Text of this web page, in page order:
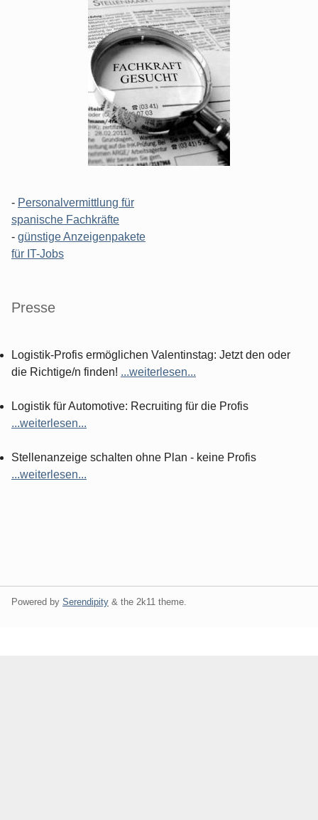
- Personalvermittlung für
spanische Fachkräfte
- günstige Anzeigenpakete
für IT-Jobs
Presse
Logistik-Profis ermöglichen Valentinstag: Jetzt den oder
die Richtige/n finden! ...weiterlesen...
Logistik für Automotive: Recruiting für die Profis
...weiterlesen...
Stellenanzeige schalten ohne Plan - keine Profis
...weiterlesen...
Powered by Serendipity & the 2k11 theme.